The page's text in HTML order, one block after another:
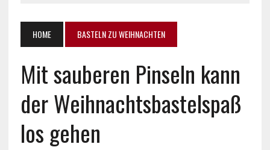
HOME BASTELN ZU WEIHNACHTEN
Mit sauberen Pinseln kann
der Weihnachtsbastelspaß
los gehen